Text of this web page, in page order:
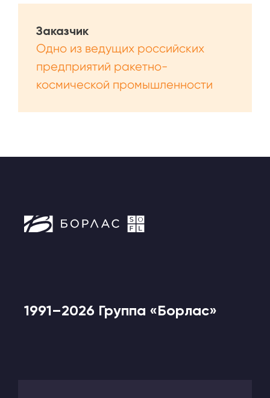
Заказчик
Одно из ведущих российских
предприятий ракетно-
космической промышленности
1991–2026 Группа «Борлас»